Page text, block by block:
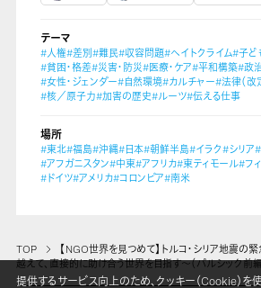
テーマ
#人権#差別#難民#収容問題#ヘイトクライム#子ど
#貧困・格差#災害・防災#医療・ケア#平和構築#政
#女性・ジェンダー#自然環境#カルチャー#法律（改
#核／原子力#加害の歴史#ルーツ#伝える仕事
場所
#東北#福島#沖縄#日本#朝鮮半島#イラク#シリア
#アフガニスタン#中東#アフリカ#東ティモール#フ
#ドイツ#アメリカ#コロンビア#南米
TOP
【NGO世界を見つめて】トルコ・シリア地震の
越えて、直接的に助け合う世界を目指す～（パルシック前
提供するサービス向上のため、クッキー（Cookie）を